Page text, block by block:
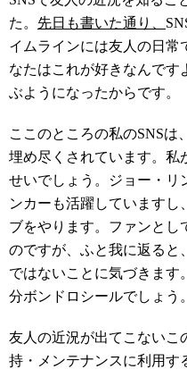
た。 先日も書いた通り、
イムラインには友人の日常
なたはこれが好きなんです
ぶようになったからです。
ここのところの私のSNSは
埋め尽くされています。私
せいでしょう。ジョー・リ
ンカーも活躍していますし
ブをやります。ファンとし
のですが、ふと我に返ると
ではないことに気づきます
分ボンドロシールでしょう。
友人の近況が出てこないこ
持・メンテナンスに利用す